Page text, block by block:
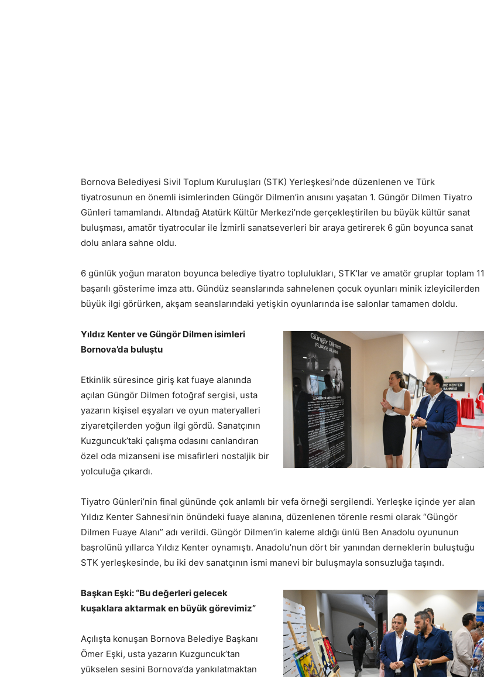
Bornova Belediyesi Sivil Toplum Kuruluşları (STK) Yerleşkesi’nde düzenlenen ve Türk
tiyatrosunun en önemli isimlerinden Güngör Dilmen’in anısını yaşatan 1. Güngör Dilmen Tiyatro
Günleri tamamlandı. Altındağ Atatürk Kültür Merkezi’nde gerçekleştirilen bu büyük kültür sanat
buluşması, amatör tiyatrocular ile İzmirli sanatseverleri bir araya getirerek 6 gün boyunca sanat
dolu anlara sahne oldu.
6 günlük yoğun maraton boyunca belediye tiyatro toplulukları, STK’lar ve amatör gruplar toplam 11
başarılı gösterime imza attı. Gündüz seanslarında sahnelenen çocuk oyunları minik izleyicilerden
büyük ilgi görürken, akşam seanslarındaki yetişkin oyunlarında ise salonlar tamamen doldu.
Yıldız Kenter ve Güngör Dilmen isimleri
Bornova’da buluştu
Etkinlik süresince giriş kat fuaye alanında
açılan Güngör Dilmen fotoğraf sergisi, usta
yazarın kişisel eşyaları ve oyun materyalleri
ziyaretçilerden yoğun ilgi gördü. Sanatçının
Kuzguncuk’taki çalışma odasını canlandıran
özel oda mizanseni ise misafirleri nostaljik bir
yolculuğa çıkardı.
Tiyatro Günleri’nin final gününde çok anlamlı bir vefa örneği sergilendi. Yerleşke içinde yer alan
Yıldız Kenter Sahnesi’nin önündeki fuaye alanına, düzenlenen törenle resmi olarak “Güngör
Dilmen Fuaye Alanı” adı verildi. Güngör Dilmen’in kaleme aldığı ünlü Ben Anadolu oyununun
başrolünü yıllarca Yıldız Kenter oynamıştı. Anadolu’nun dört bir yanından derneklerin buluştuğu
STK yerleşkesinde, bu iki dev sanatçının ismi manevi bir buluşmayla sonsuzluğa taşındı.
Başkan Eşki: “Bu değerleri gelecek
kuşaklara aktarmak en büyük görevimiz”
Açılışta konuşan Bornova Belediye Başkanı
Ömer Eşki, usta yazarın Kuzguncuk’tan
yükselen sesini Bornova’da yankılatmaktan